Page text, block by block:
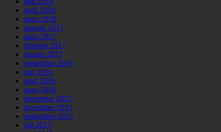
april 2018
mars 2018
augusti 2017
mars 2017
februari 2017
januari 2017
september 2016
maj 2016
april 2016
mars 2016
december 2015
november 2015
september 2015
juli 2015